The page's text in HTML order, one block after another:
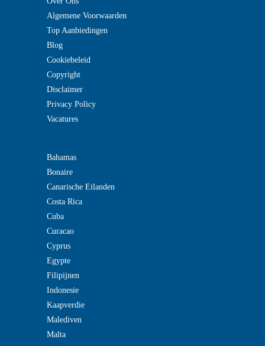
Algemene Voorwaarden
Top Aanbiedingen
Blog
Cookiebeleid
Copyright
Disclaimer
Privacy Policy
Vacatures
Bahamas
Bonaire
Canarische Eilanden
Costa Rica
Cuba
Curacao
Cyprus
Egypte
Filipijnen
Indonesie
Kaapverdie
Malediven
Malta